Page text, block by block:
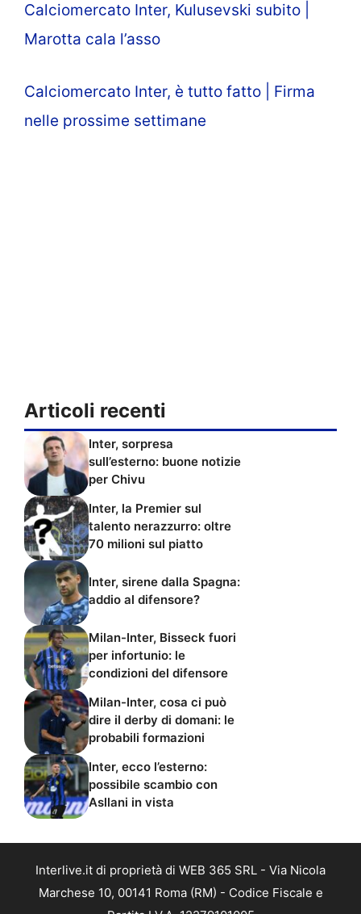
Calciomercato Inter, Kulusevski subito |
Marotta cala l’asso
Calciomercato Inter, è tutto fatto | Firma
nelle prossime settimane
Articoli recenti
Inter, sorpresa
sull’esterno: buone notizie
per Chivu
Inter, la Premier sul
talento nerazzurro: oltre
70 milioni sul piatto
Inter, sirene dalla Spagna:
addio al difensore?
Milan-Inter, Bisseck fuori
per infortunio: le
condizioni del difensore
Milan-Inter, cosa ci può
dire il derby di domani: le
probabili formazioni
Inter, ecco l’esterno:
possibile scambio con
Asllani in vista
Interlive.it di proprietà di WEB 365 SRL - Via Nicola
Marchese 10, 00141 Roma (RM) - Codice Fiscale e